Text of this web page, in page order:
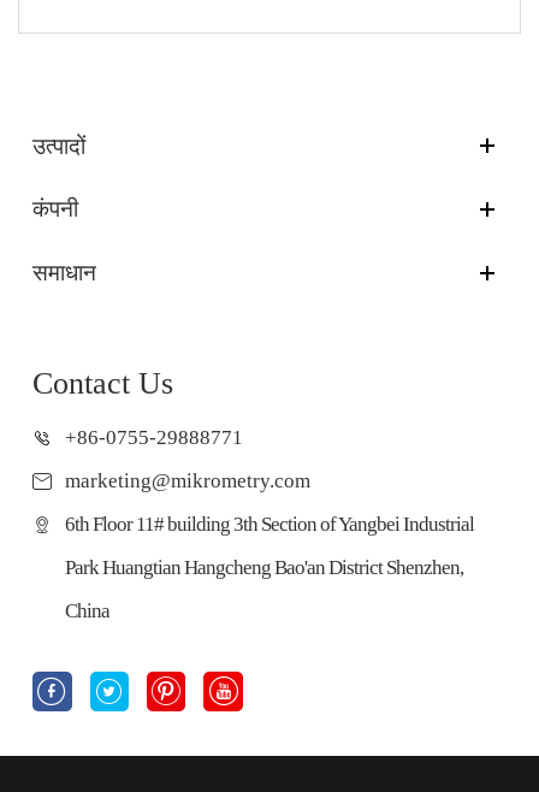
उत्पादों
कंपनी
समाधान
Contact Us
+86-0755-29888771
marketing@mikrometry.com
6th Floor 11# building 3th Section of Yangbei Industrial
Park Huangtian Hangcheng Bao'an District Shenzhen,
China
   